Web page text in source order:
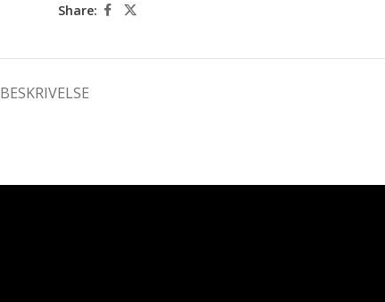
Share:
BESKRIVELSE